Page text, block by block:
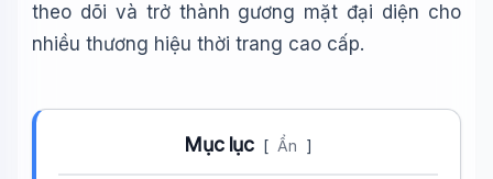
theo dõi và trở thành gương mặt đại diện cho
nhiều thương hiệu thời trang cao cấp.
Mục lục [ Ẩn ]